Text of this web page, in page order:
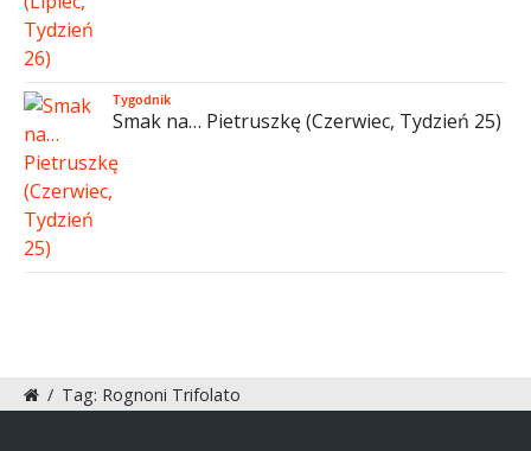
Tygodnik
Smak na… Pietruszkę (Czerwiec, Tydzień 25)
/ Tag: Rognoni Trifolato